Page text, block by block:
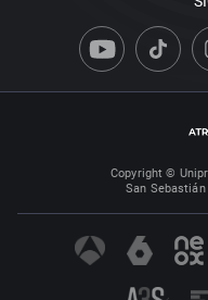
Copyright ©
San